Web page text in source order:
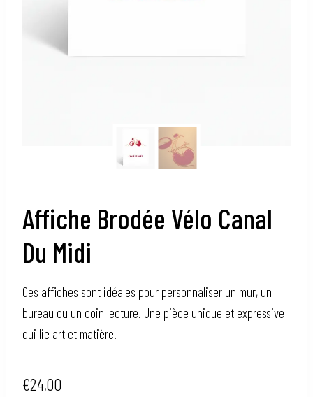
Affiche Brodée Vélo Canal
Du Midi
Ces affiches sont idéales pour personnaliser un mur, un
bureau ou un coin lecture. Une pièce unique et expressive
qui lie art et matière.
€24,00